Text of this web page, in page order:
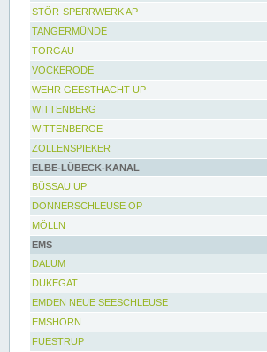
STÖR-SPERRWERK AP
TANGERMÜNDE
TORGAU
VOCKERODE
WEHR GEESTHACHT UP
WITTENBERG
WITTENBERGE
ZOLLENSPIEKER
ELBE-LÜBECK-KANAL
BÜSSAU UP
DONNERSCHLEUSE OP
MÖLLN
EMS
DALUM
DUKEGAT
EMDEN NEUE SEESCHLEUSE
EMSHÖRN
FUESTRUP